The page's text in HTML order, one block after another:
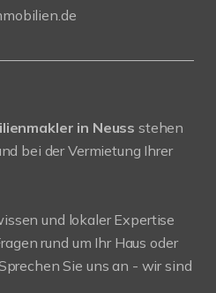
in Neuss stehen
bei der Vermietung Ihrer
und lokaler Expertise
rund um Ihr Haus oder
Sie uns an - wir sind